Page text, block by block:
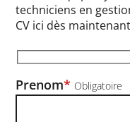
techniciens en
CV ici dès
Prenom* Obligatoire